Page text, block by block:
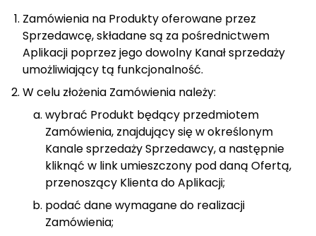
Zamówienia na Produkty oferowane przez
Sprzedawcę, składane są za pośrednictwem
Aplikacji poprzez jego dowolny Kanał sprzedaży
umożliwiający tą funkcjonalność.
W celu złożenia Zamówienia należy:
wybrać Produkt będący przedmiotem
Zamówienia, znajdujący się w określonym
Kanale sprzedaży Sprzedawcy, a następnie
kliknąć w link umieszczony pod daną Ofertą,
przenoszący Klienta do Aplikacji;
podać dane wymagane do realizacji
Zamówienia;